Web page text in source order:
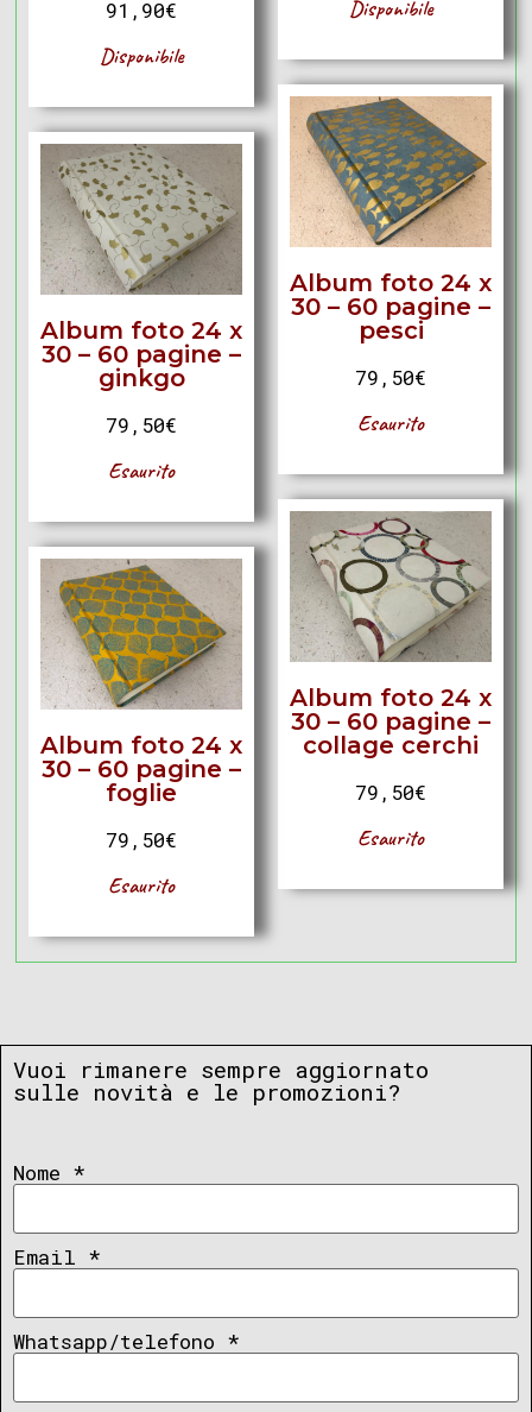
91,90€
Disponibile
Disponibile
Album foto 24 x
30 – 60 pagine –
pesci
79,50€
Esaurito
Album foto 24 x
30 – 60 pagine –
ginkgo
79,50€
Esaurito
Album foto 24 x
30 – 60 pagine –
collage cerchi
79,50€
Esaurito
Album foto 24 x
30 – 60 pagine –
foglie
79,50€
Esaurito
Vuoi rimanere sempre aggiornato
sulle novità e le promozioni?
Nome *
Email *
Whatsapp/telefono *